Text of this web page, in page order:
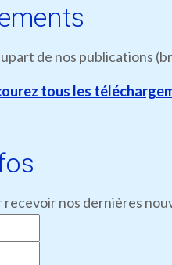
de nos publications
tous les
nos dernières